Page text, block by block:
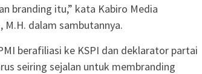
branding itu,” kata Kabiro Media
M.H. dalam sambutannya.
berafiliasi ke KSPI dan deklarator partai
seiring sejalan untuk membranding